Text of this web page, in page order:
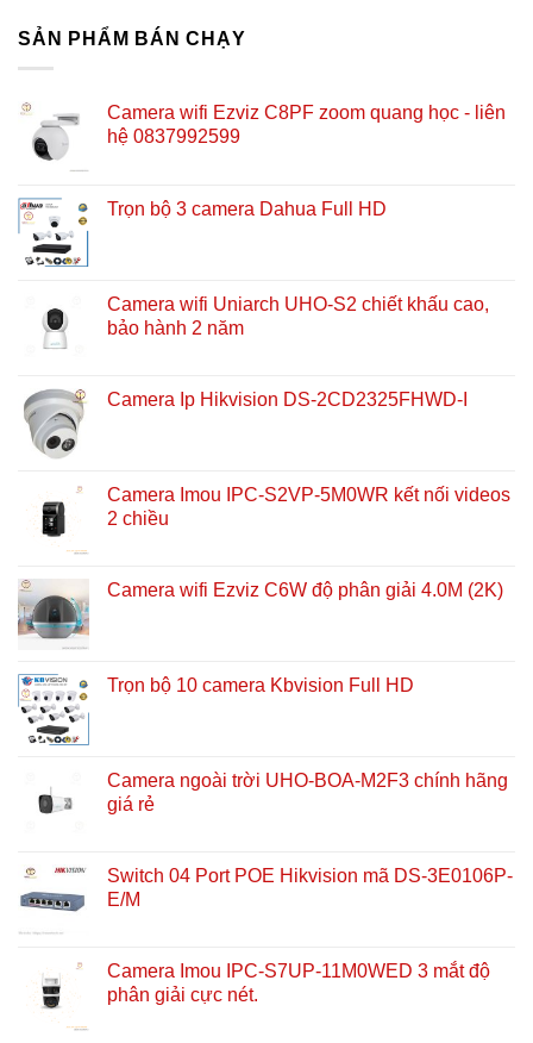
SẢN PHẨM BÁN CHẠY
Camera wifi Ezviz C8PF zoom quang học - liên
hệ 0837992599
Trọn bộ 3 camera Dahua Full HD
Camera wifi Uniarch UHO-S2 chiết khấu cao,
bảo hành 2 năm
Camera Ip Hikvision DS-2CD2325FHWD-I
Camera Imou IPC-S2VP-5M0WR kết nối videos
2 chiều
Camera wifi Ezviz C6W độ phân giải 4.0M (2K)
Trọn bộ 10 camera Kbvision Full HD
Camera ngoài trời UHO-BOA-M2F3 chính hãng
giá rẻ
Switch 04 Port POE Hikvision mã DS-3E0106P-
E/M
Camera Imou IPC-S7UP-11M0WED 3 mắt độ
phân giải cực nét.